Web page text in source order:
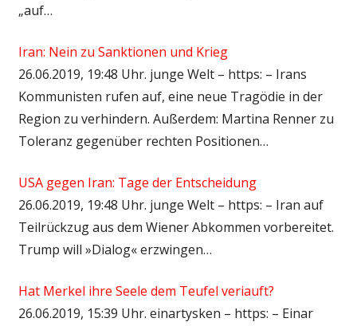
„auf…
Iran: Nein zu Sanktionen und Krieg
26.06.2019, 19:48 Uhr. junge Welt – https: – Irans
Kommunisten rufen auf, eine neue Tragödie in der
Region zu verhindern. Außerdem: Martina Renner zu
Toleranz gegenüber rechten Positionen…
USA gegen Iran: Tage der Entscheidung
26.06.2019, 19:48 Uhr. junge Welt – https: – Iran auf
Teilrückzug aus dem Wiener Abkommen vorbereitet.
Trump will »Dialog« erzwingen…
Hat Merkel ihre Seele dem Teufel veriauft?
26.06.2019, 15:39 Uhr. einartysken – https: – Einar